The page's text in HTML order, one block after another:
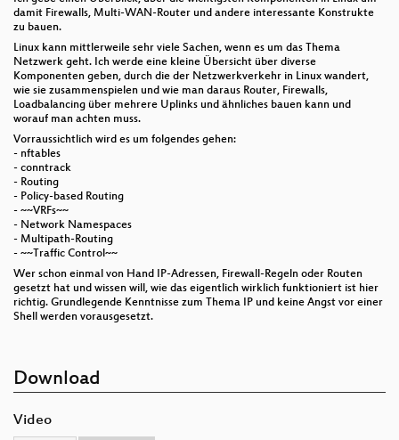
damit Firewalls, Multi-WAN-Router und andere interessante Konstrukte
zu bauen.
Linux kann mittlerweile sehr viele Sachen, wenn es um das Thema
Netzwerk geht. Ich werde eine kleine Übersicht über diverse
Komponenten geben, durch die der Netzwerkverkehr in Linux wandert,
wie sie zusammenspielen und wie man daraus Router, Firewalls,
Loadbalancing über mehrere Uplinks und ähnliches bauen kann und
worauf man achten muss.
Vorraussichtlich wird es um folgendes gehen:
- nftables
- conntrack
- Routing
- Policy-based Routing
- ~~VRFs~~
- Network Namespaces
- Multipath-Routing
- ~~Traffic Control~~
Wer schon einmal von Hand IP-Adressen, Firewall-Regeln oder Routen
gesetzt hat und wissen will, wie das eigentlich wirklich funktioniert ist hier
richtig. Grundlegende Kenntnisse zum Thema IP und keine Angst vor einer
Shell werden vorausgesetzt.
Download
Video